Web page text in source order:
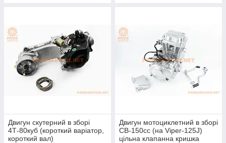
Двигун скутерний в зборі
4Т-80куб (короткий варіатор,
короткий вал)
Двигун мотоциклетний в зборі
CB-150cc (на Viper-125J)
цільна клапанна кришка